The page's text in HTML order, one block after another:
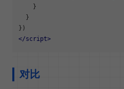
    }
  }
</script>
对比